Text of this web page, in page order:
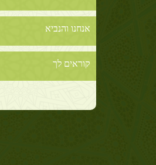
אנחנו והנביא
קוראים לך